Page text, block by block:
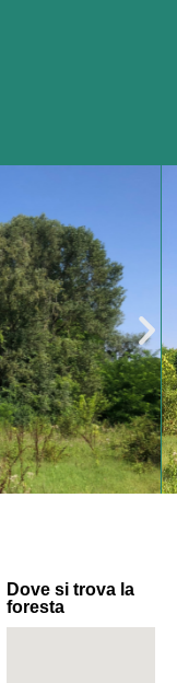
Dove si trova la
foresta